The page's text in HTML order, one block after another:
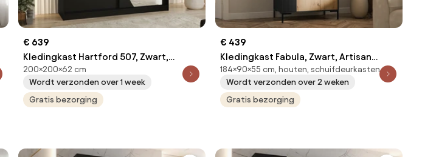
€ 639
Kledingkast Hartford 507, Zwart,
200x200x62cm, 159 kg, Kledingkast
deuren: Schuivend
200×200×62 cm
Wordt verzonden over 1 week
Gratis bezorging
€ 439
Kledingkast Fabula, Zwart, Artisan
eiken, 184x90x55cm, 72.55 kg,
Kledingkast deuren: Met scharnieren
184×90×55 cm, houten, schuifdeurkasten
Wordt verzonden over 2 weken
Gratis bezorging